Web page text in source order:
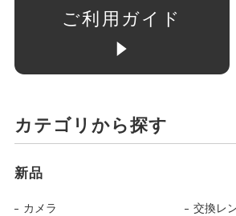
ご利用ガイド
カテゴリから探す
新品
カメラ 交換レ